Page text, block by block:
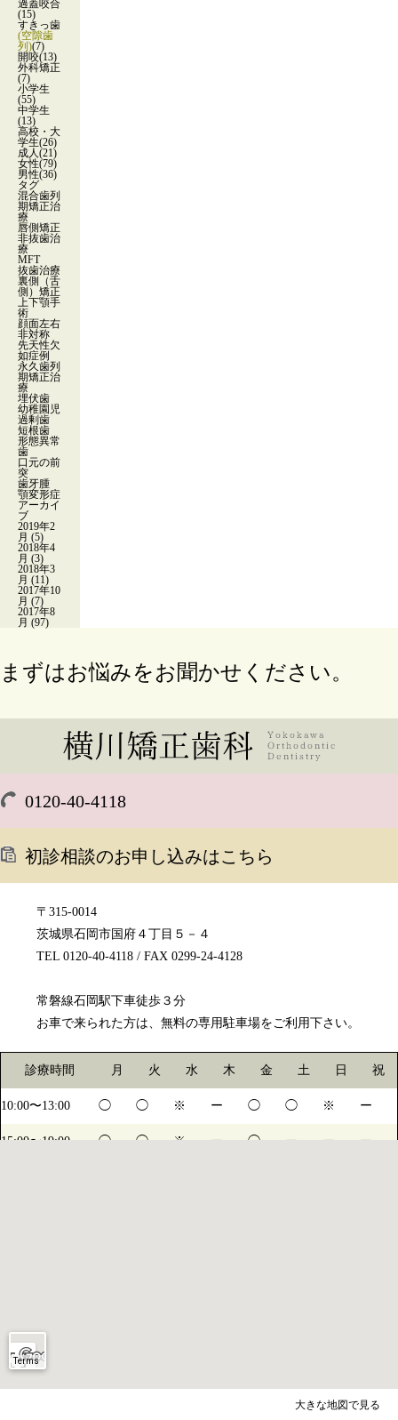
過蓋咬合
(15)
すきっ歯
(空隙歯
列)(7)
開咬(13)
外科矯正
(7)
小学生
(55)
中学生
(13)
高校・大
学生(26)
成人(21)
女性(79)
男性(36)
タグ
混合歯列
期矯正治
療
唇側矯正
非抜歯治
療
MFT
抜歯治療
裏側（舌
側）矯正
上下顎手
術
顔面左右
非対称
先天性欠
如症例
永久歯列
期矯正治
療
埋伏歯
幼稚園児
過剰歯
短根歯
形態異常
歯
口元の前
突
歯牙腫
顎変形症
アーカイ
ブ
2019年2
月 (5)
2018年4
月 (3)
2018年3
月 (11)
2017年10
月 (7)
2017年8
月 (97)
まずはお悩みをお聞かせください。
0120-40-4118
初診相談のお申し込みはこちら
〒315-0014
茨城県石岡市国府４丁目５－４
TEL 0120-40-4118 / FAX 0299-24-4128
常磐線石岡駅下車徒歩３分
お車で来られた方は、無料の専用駐車場をご利用下さい。
診療時間 月 火 水 木 金 土 日 祝
10:00〜13:00 ◯ ◯ ※ ー ◯ ◯ ※ ー
15:00〜19:00 ◯ ◯ ※ ◯
大きな地図で見る